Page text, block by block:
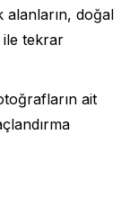
alanların, doğal
ile tekrar
ait